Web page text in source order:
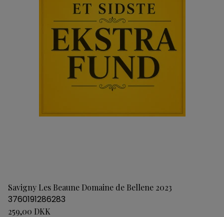
Savigny Les Beaune Domaine de Bellene 2023
3760191286283
259,00 DKK